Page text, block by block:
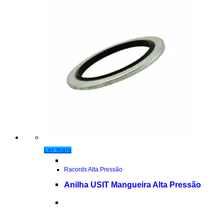
Ler mais
Racords Alta Pressão
Anilha USIT Mangueira Alta Pressão